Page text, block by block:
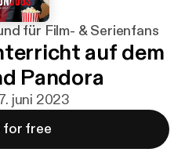
für Film- & Serienfans
auf dem
Pandora
juni 2023
free